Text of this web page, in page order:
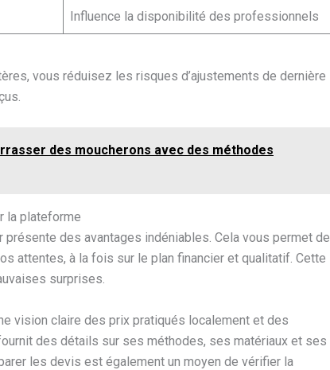
Influence la disponibilité des professionnels
vous réduisez les risques d’ajustements de dernière
des moucherons avec des méthodes
la plateforme
des avantages indéniables. Cela vous permet de
attentes, à la fois sur le plan financier et qualitatif. Cette
surprises.
vision claire des prix pratiqués localement et des
des détails sur ses méthodes, ses matériaux et ses
les devis est également un moyen de vérifier la